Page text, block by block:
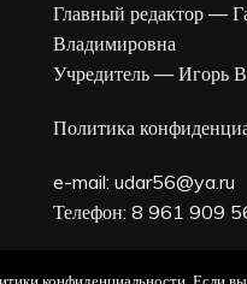
Главный редактор —
Владимировна
Учредитель — Игорь
Политика
e-mail: udar56@ya.ru
Телефон: 8 961 909